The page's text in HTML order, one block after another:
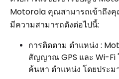
Motorola คุณสามารถเข้าถึง
มีความสามารถดังต่อไปนี้:
การติดตาม ตำแหน่ง :
สัญญาณ GPS และ Wi-
ค้นหา ตำแหน่ง โดยประ